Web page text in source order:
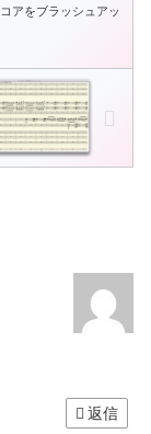
アをブラッシュアッ
返信